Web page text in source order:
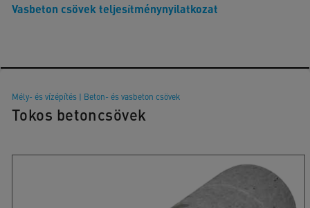
Vasbeton csövek teljesítménynyilatkozat
Mély- és vízépítés | Beton- és vasbeton csövek
Tokos betoncsövek